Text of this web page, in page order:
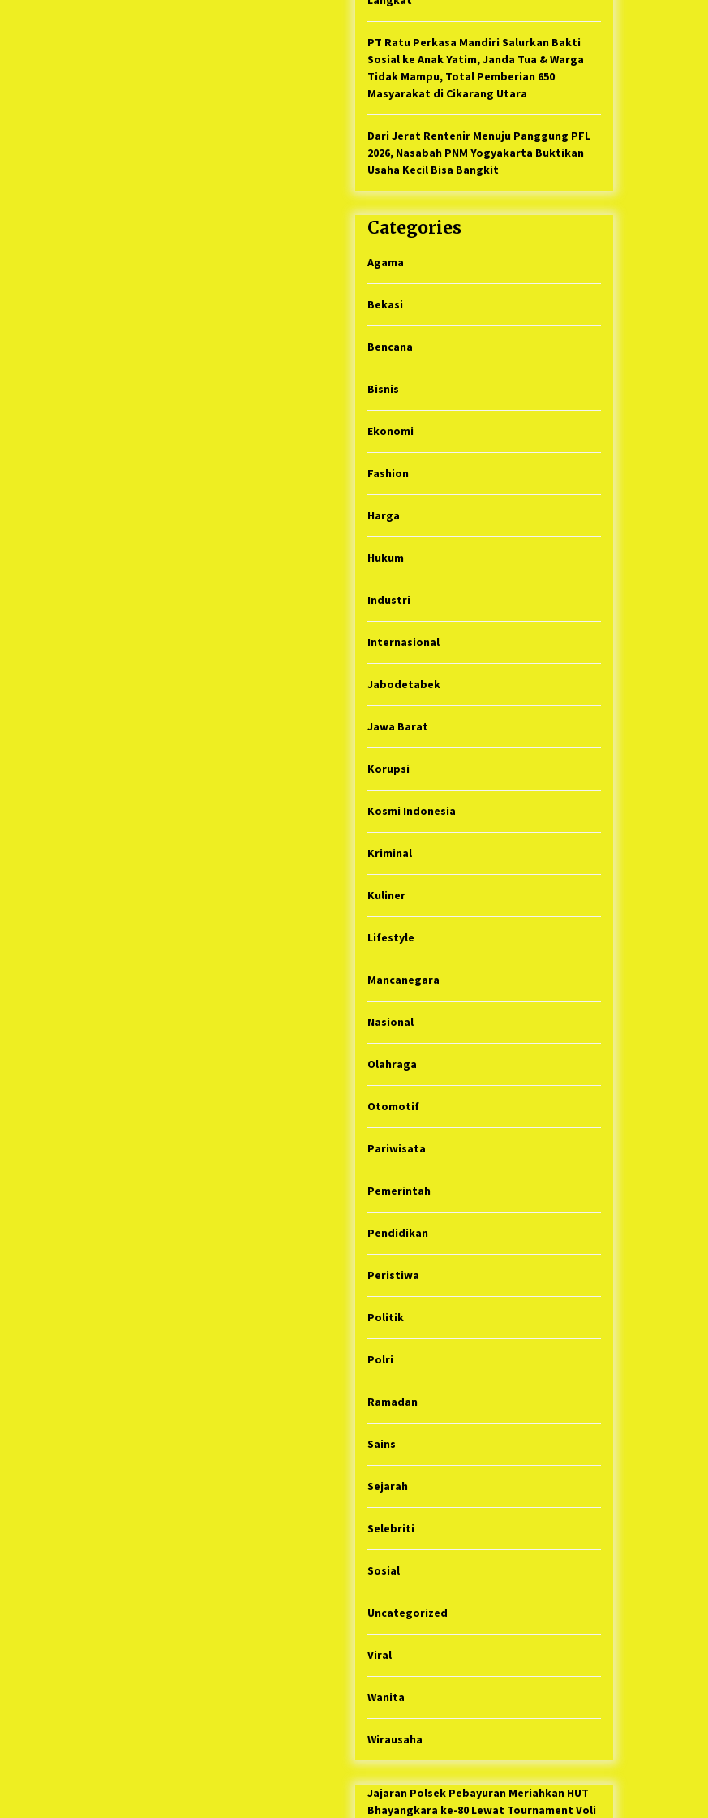
PT Ratu Perkasa Mandiri Salurkan Bakti
Sosial ke Anak Yatim, Janda Tua & Warga
Tidak Mampu, Total Pemberian 650
Masyarakat di Cikarang Utara
Dari Jerat Rentenir Menuju Panggung PFL
2026, Nasabah PNM Yogyakarta Buktikan
Usaha Kecil Bisa Bangkit
Categories
Agama
Bekasi
Bencana
Bisnis
Ekonomi
Fashion
Harga
Hukum
Industri
Internasional
Jabodetabek
Jawa Barat
Korupsi
Kosmi Indonesia
Kriminal
Kuliner
Lifestyle
Mancanegara
Nasional
Olahraga
Otomotif
Pariwisata
Pemerintah
Pendidikan
Peristiwa
Politik
Polri
Ramadan
Sains
Sejarah
Selebriti
Sosial
Uncategorized
Viral
Wanita
Wirausaha
Jajaran Polsek Pebayuran Meriahkan HUT
Bhayangkara ke-80 Lewat Tournament Voli